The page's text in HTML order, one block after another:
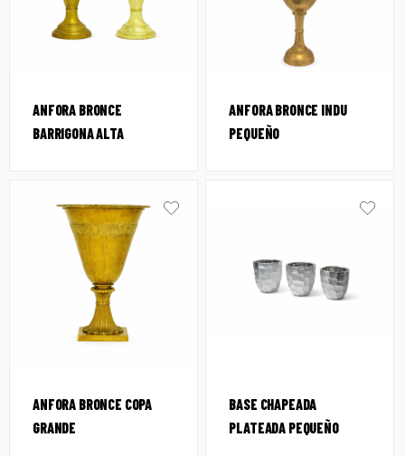
ANFORA BRONCE
BARRIGONA ALTA
ANFORA BRONCE INDU
PEQUEÑO
ANFORA BRONCE COPA
GRANDE
BASE CHAPEADA
PLATEADA PEQUEÑO